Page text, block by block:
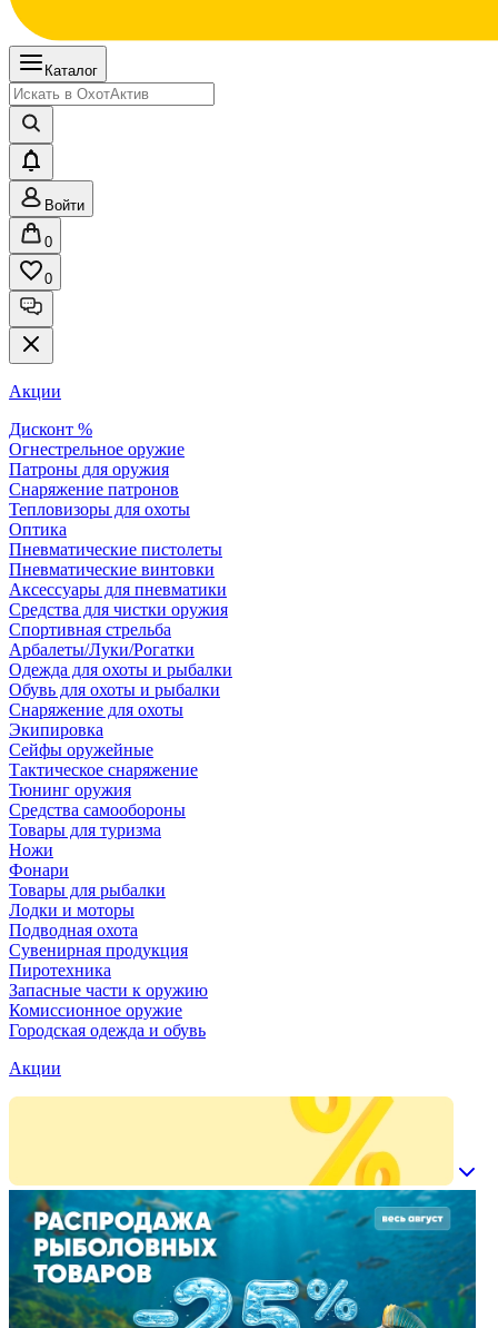
Каталог
Войти
0
0
Акции
Дисконт %
Огнестрельное оружие
Патроны для оружия
Снаряжение патронов
Тепловизоры для охоты
Оптика
Пневматические пистолеты
Пневматические винтовки
Аксессуары для пневматики
Средства для чистки оружия
Спортивная стрельба
Арбалеты/Луки/Рогатки
Одежда для охоты и рыбалки
Обувь для охоты и рыбалки
Снаряжение для охоты
Экипировка
Сейфы оружейные
Тактическое снаряжение
Тюнинг оружия
Средства самообороны
Товары для туризма
Ножи
Фонари
Товары для рыбалки
Лодки и моторы
Подводная охота
Сувенирная продукция
Пиротехника
Запасные части к оружию
Комиссионное оружие
Городская одежда и обувь
Акции